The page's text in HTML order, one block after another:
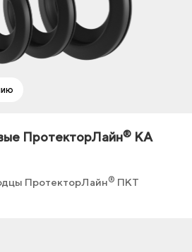
ПротекторЛайн® КА
ПротекторЛайн® ПКТ